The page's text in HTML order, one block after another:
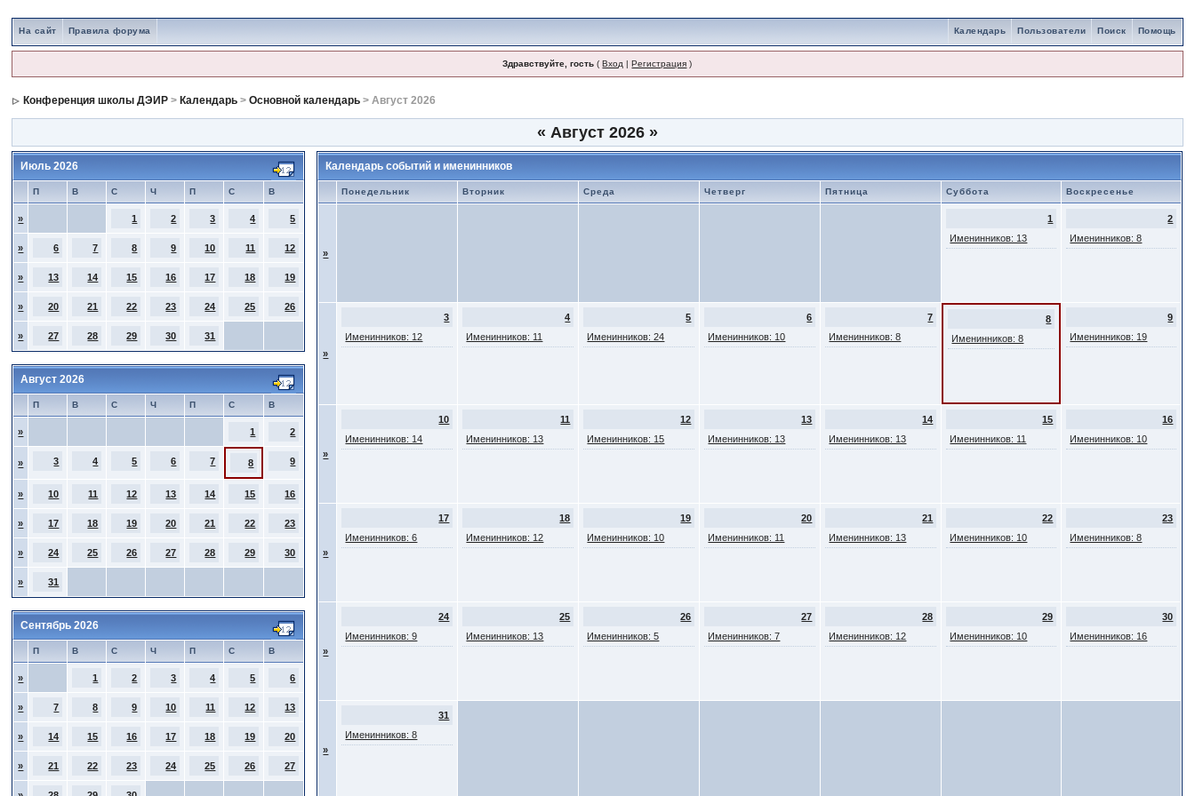
На сайт Правила форума Помощь
Поиск
Пользователи
Календарь
Здравствуйте, гость (Вход |Регистрация )
Конференция школы ДЭИР > Календарь >Основной календарь > Август 2026
« Август 2026 »
Июль 2026
П В С Ч П С В
» 1 2 3 4 5
» 6 7 8 9 10 11 12
» 13 14 15 16 17 18 19
» 20 21 22 23 24 25 26
» 27 28 29 30 31
Август 2026
П В С Ч П С В
» 1 2
» 3 4 5 6 7 8 9
» 10 11 12 13 14 15 16
» 17 18 19 20 21 22 23
» 24 25 26 27 28 29 30
» 31
Сентябрь 2026
П В С Ч П С В
» 1 2 3 4 5 6
» 7 8 9 10 11 12 13
» 14 15 16 17 18 19 20
» 21 22 23 24 25 26 27
Календарь событий и именинников
Понедельник Вторник Среда Четверг Пятница Суббота Воскресенье
»
1
Именинников: 13
2
Именинников: 8
»
3
Именинников: 12
4
Именинников: 11
5
Именинников: 24
6
Именинников: 10
7
Именинников: 8
8
Именинников: 8
9
Именинников: 19
»
10
Именинников: 14
11
Именинников: 13
12
Именинников: 15
13
Именинников: 13
14
Именинников: 13
15
Именинников: 11
16
Именинников: 10
»
17
Именинников: 6
18
Именинников: 12
19
Именинников: 10
20
Именинников: 11
21
Именинников: 13
22
Именинников: 10
23
Именинников: 8
»
24
Именинников: 9
25
Именинников: 13
26
Именинников: 5
27
Именинников: 7
28
Именинников: 12
29
Именинников: 10
30
Именинников: 16
»
31
Именинников: 8